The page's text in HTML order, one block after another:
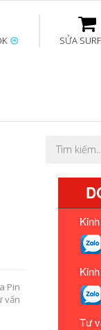
Thay
SỬA
Thay sạc
Pin
vấn
Tư